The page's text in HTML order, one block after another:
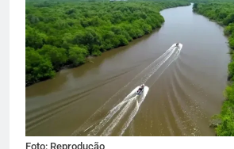
Foto: Reprodução